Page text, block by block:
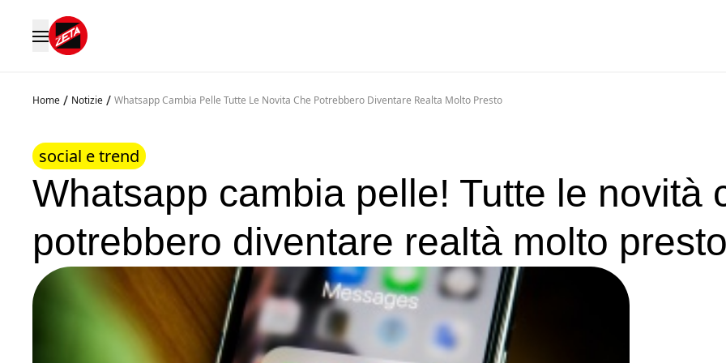
Home / Notizie / Whatsapp Cambia Pelle Tutte Le Novita Che Potrebbero Diventare Realta Molto Presto
social e trend
Whatsapp cambia pelle! Tutte le novità
potrebbero diventare realtà molto presto